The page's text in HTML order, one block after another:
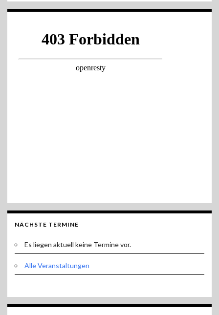
NÄCHSTE TERMINE
Es liegen aktuell keine Termine vor.
Alle Veranstaltungen